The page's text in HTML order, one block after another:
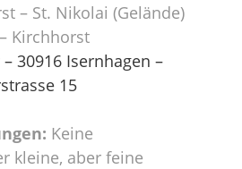
– St. Nikolai (Gelände)
Kirchhorst
30916 Isernhagen –
15
Keine
kleine, aber feine